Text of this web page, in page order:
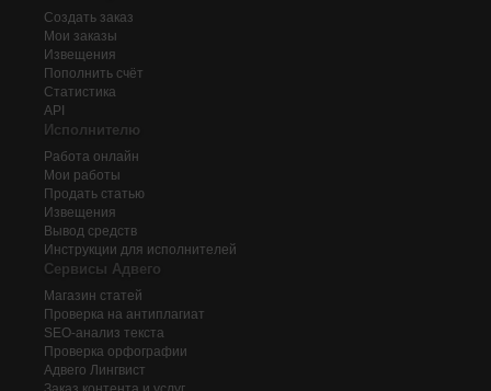
Создать заказ
Мои заказы
Извещения
Пополнить счёт
Статистика
API
Исполнителю
Работа онлайн
Мои работы
Продать статью
Извещения
Вывод средств
Инструкции для исполнителей
Сервисы Адвего
Магазин статей
Проверка на антиплагиат
SEO-анализ текста
Проверка орфографии
Адвего Лингвист